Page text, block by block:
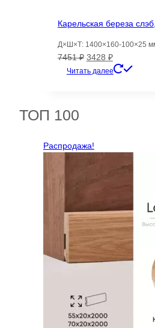
Карельская береза
Д×Ш×Т: 1400×160-100×25
7451₽ Первоначальная
цена
3428 ₽Текущая
цена:
Читать далее
ТОП 100
Распродажа!